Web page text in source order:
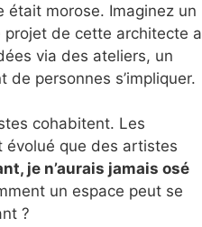
était morose. Imaginez un
projet de cette architecte a
via des ateliers, un
personnes s’impliquer.
cohabitent. Les
évolué que des artistes
je n’aurais jamais osé
un espace peut se
?